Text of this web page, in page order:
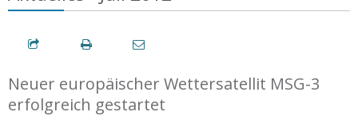
Neuer europäischer Wettersatellit MSG-3
erfolgreich gestartet